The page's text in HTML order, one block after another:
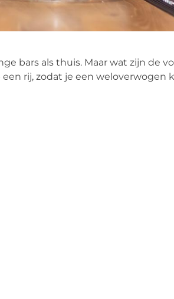
bars als thuis. Maar wat zijn de
rij, zodat je een weloverwogen